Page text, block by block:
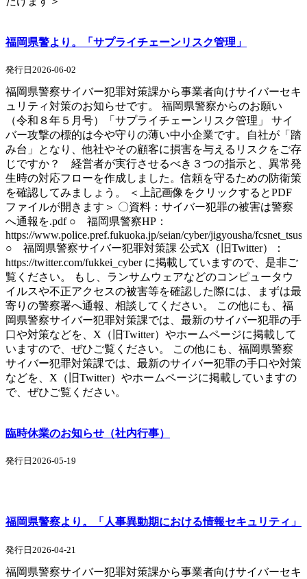
福岡県警より。「サプライチェーンリスク管理」
発行日2026-06-02
福岡県警察サイバー犯罪対策課から事業者向けサイバーセキ
ュリティ対策のお知らせです。 福岡県警察からのお願い
（令和８年５月号）「サプライチェーンリスク管理」 サイ
バー攻撃の標的は今や守りの薄い中小企業です。自社が「踏
み台」となり、他社やその顧客に損害を与えるリスクをご存
じですか？ 経営者が実行させるべき３つの指示と、異常発
生時の対応フローを作成しました。信頼を守るための防衛策
を確認してみましょう。 ＜上記画像をクリックするとPDF
ファイルが開きます＞ 〇資料：サイバー犯罪の被害は警察
へ通報を.pdf ○ 福岡県警察HP：
https://www.police.pref.fukuoka.jp/seian/cyber/jigyousha/
○ 福岡県警察サイバー犯罪対策課 公式X（旧Twitter）：
https://twitter.com/fukkei_cyber に掲載していますので、是非ご
覧ください。 もし、ランサムウェアなどのコンピュータウ
イルスや不正アクセスの被害等を確認した際には、まずは最
寄りの警察署へ通報、相談してください。 この他にも、福
岡県警察サイバー犯罪対策課では、最新のサイバー犯罪の手
口や対策などを、X（旧Twitter）やホームページに掲載して
いますので、ぜひご覧ください。 この他にも、福岡県警察
サイバー犯罪対策課では、最新のサイバー犯罪の手口や対策
などを、X（旧Twitter）やホームページに掲載していますの
で、ぜひご覧ください。
臨時休業のお知らせ（社内行事）
発行日2026-05-19
福岡県警察より。「人事異動期における情報セキュリティ」
発行日2026-04-21
福岡県警察サイバー犯罪対策課から事業者向けサイバーセキ